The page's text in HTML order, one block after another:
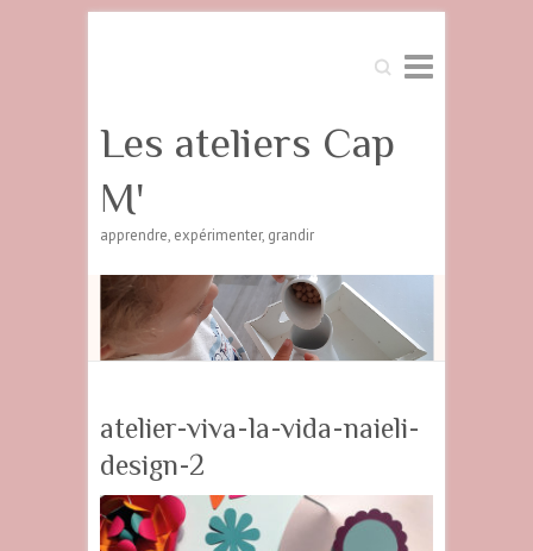
Search
Les ateliers Cap
M'
apprendre, expérimenter, grandir
atelier-viva-la-vida-naieli-
design-2